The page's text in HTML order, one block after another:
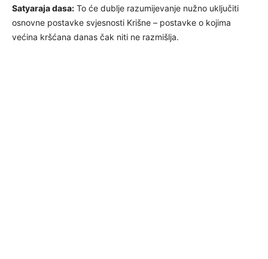
Satyaraja dasa: To će dublje razumijevanje nužno uključiti
osnovne postavke svjesnosti Krišne – postavke o kojima
većina kršćana danas čak niti ne razmišlja.